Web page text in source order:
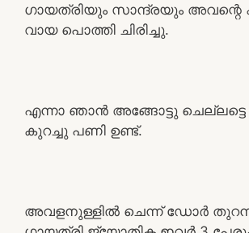
ഗായത്രിയും സാന്ദ്രയും അവന്റെ
വായ പൊത്തി ചിരിച്ചു.
എന്നാ ഞാൻ അങ്ങോട്ടു ചെല്ലട്ടെ
കുറച്ചു പണി ഉണ്ട്.
അവളനുള്ളിൽ ചെന്ന് ഡോർ